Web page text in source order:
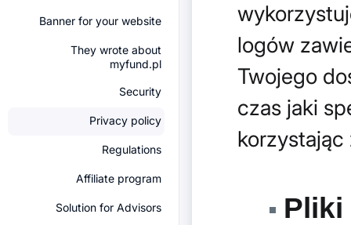
Banner for your website
They wrote about
myfund.pl
Security
Privacy policy
Regulations
Affiliate program
Solution for Advisors
logów
Twojego
czas jaki
korzystając
Pliki